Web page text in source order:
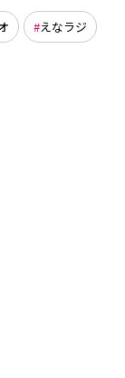
えなラジ